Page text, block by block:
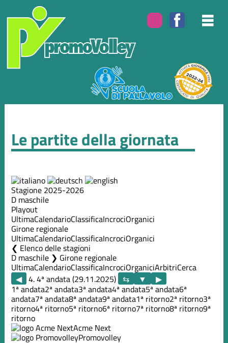
Le partite della giornata
Stagione 2025-2026
D maschile
Playout
UltimaCalendarioClassificaIncrociOrganici
Girone regionale
UltimaCalendarioClassificaIncrociOrganici
Elenco delle stagioni
D maschile ❯ Girone regionale
UltimaCalendarioClassificaIncrociOrganiciArbitriCerca
◀ 4. 4ª andata (29.11.2025)
▶
1ª andata2ª andata3ª andata4ª andata5ª andata6ª
andata7ª andata8ª andata9ª andata1ª ritorno2ª ritorno3ª
ritorno4ª ritorno5ª ritorno6ª ritorno7ª ritorno8ª ritorno9ª
ritorno
Acme Next
Promovolley